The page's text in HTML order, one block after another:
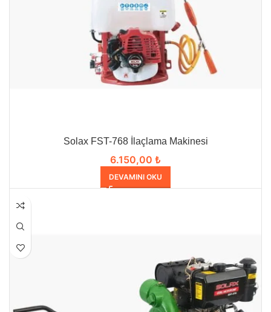
Solax FST-768 İlaçlama Makinesi
6.150,00 ₺
DEVAMINI OKU